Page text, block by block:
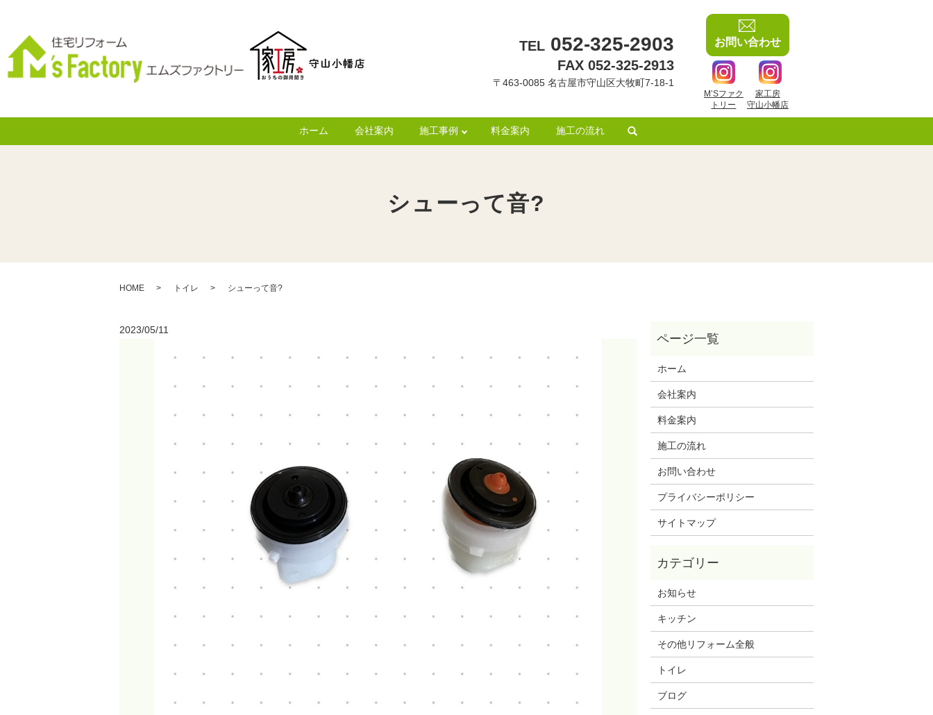
ホーム 会社案内 施工事例 料金案内 施工の流れ
TEL 052-325-2903
FAX 052-325-2913
〒463-0085 名古屋市守山区大牧町7-18-1
お問い合わせ
M’Sファク
トリー
家工房
守山小幡店
シューって音?
HOME トイレ シューって音?
2023/05/11
ホーム
会社案内
料金案内
施工の流れ
お問い合わせ
プライバシーポリシー
サイトマップ
お知らせ
キッチン
その他リフォーム全般
トイレ
ブログ